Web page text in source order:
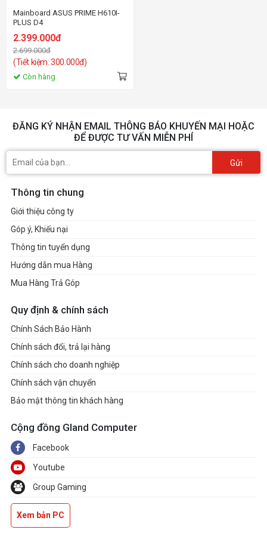
Mainboard ASUS PRIME H610I-
PLUS D4
2.399.000đ
2.699.000đ
(Tiết kiệm: 300.000đ)
Còn hàng
ĐĂNG KÝ NHẬN EMAIL THÔNG BÁO KHUYẾN MẠI HOẶC
ĐỂ ĐƯỢC TƯ VẤN MIỄN PHÍ
Gửi
Thông tin chung
Giới thiệu công ty
Góp ý, Khiếu nại
Thông tin tuyển dụng
Hướng dẫn mua Hàng
Mua Hàng Trả Góp
Quy định & chính sách
Chính Sách Bảo Hành
Chính sách đổi, trả lại hàng
Chính sách cho doanh nghiệp
Chính sách vận chuyển
Bảo mật thông tin khách hàng
Cộng đồng Gland Computer
Facebook
Youtube
Group Gaming
Xem bản PC